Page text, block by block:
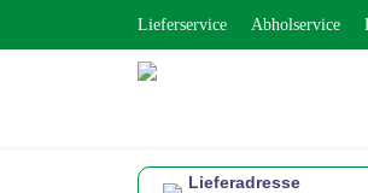
Lieferservice Abholservice
Lieferadresse